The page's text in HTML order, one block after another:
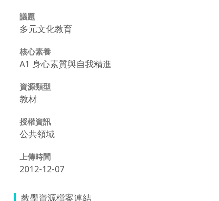
議題
多元文化教育
核心素養
A1 身心素質與自我精進
資源類型
教材
授權資訊
公共領域
上傳時間
2012-12-07
教學資源檔案連結